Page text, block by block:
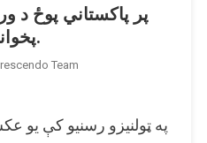
پر پاکستاني پوځ د
پخوانی عکس شریک شوی.
Team
په ټولنیزو رسنیو کې یو